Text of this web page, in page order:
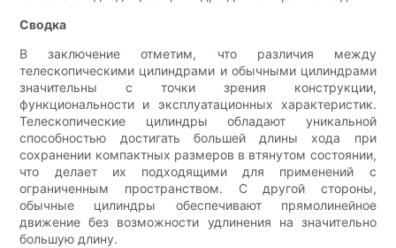
Сводка
В заключение отметим, что различия между
телескопическими цилиндрами и обычными цилиндрами
значительны с точки зрения конструкции,
функциональности и эксплуатационных характеристик.
Телескопические цилиндры обладают уникальной
способностью достигать большей длины хода при
сохранении компактных размеров в втянутом состоянии,
что делает их подходящими для применений с
ограниченным пространством. С другой стороны,
обычные цилиндры обеспечивают прямолинейное
движение без возможности удлинения на значительно
большую длину.